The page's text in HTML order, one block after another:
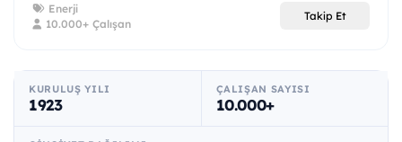
Enerji
10.000+ Çalışan
Takip Et
KURULUŞ YILI
1923
ÇALIŞAN SAYISI
10.000+